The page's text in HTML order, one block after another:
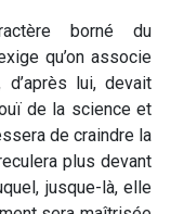
borné du
qu’on associe
d’après lui, devait
de la science et
de craindre la
plus devant
jusque-là, elle